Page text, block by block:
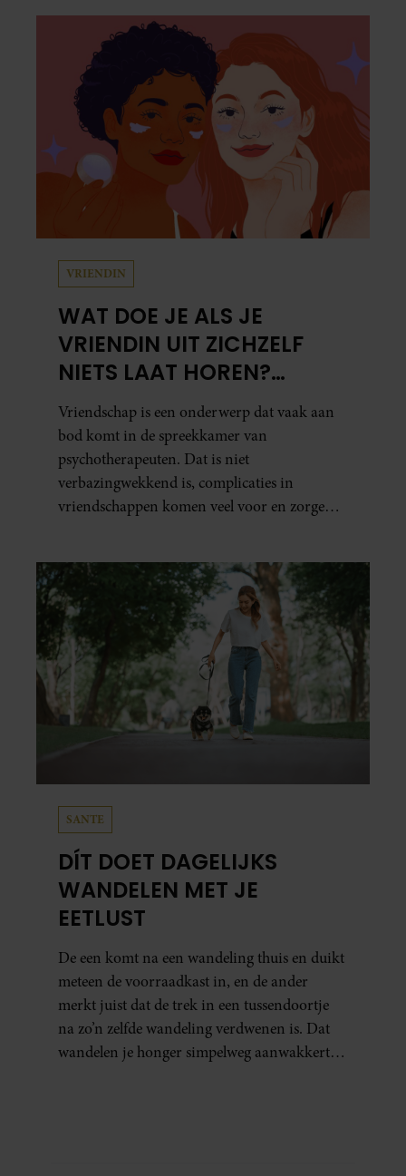
VRIENDIN
WAT DOE JE ALS JE
VRIENDIN UIT ZICHZELF
NIETS LAAT HOREN?
PSYCHOTHERAPEUT
MARTINE GEEFT ADVIES.
Vriendschap is een onderwerp dat vaak aan
bod komt in de spreekkamer van
psychotherapeuten. Dat is niet
verbazingwekkend is, complicaties in
vriendschappen komen veel voor en zorgen
SANTE
DÍT DOET DAGELIJKS
WANDELEN MET JE
EETLUST
De een komt na een wandeling thuis en duikt
meteen de voorraadkast in, en de ander
merkt juist dat de trek in een tussendoortje
na zo’n zelfde wandeling verdwenen is. Dat
wandelen je honger simpelweg aanwakkert,